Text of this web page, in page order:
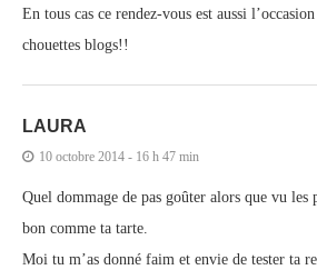
En tous cas ce rendez-vous est aussi
chouettes blogs!!
LAURA
10 octobre 2014 - 16 h 47 min
Quel dommage de pas goûter alors que vu les
bon comme ta tarte.
Moi tu m’as donné faim et envie de tester ta